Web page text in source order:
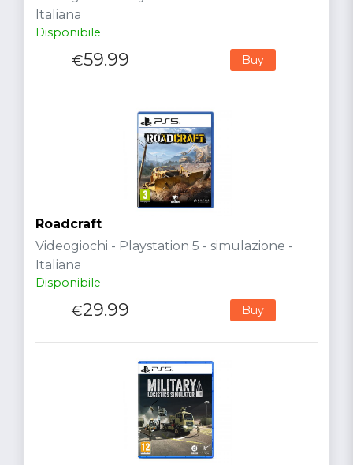
Italiana
Disponibile
€59.99 Buy
Roadcraft
Videogiochi - Playstation 5 - simulazione -
Italiana
Disponibile
€29.99 Buy